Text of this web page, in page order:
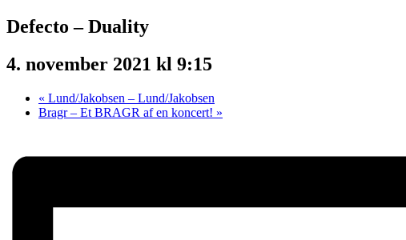
Defecto – Duality
4. november 2021 kl 9:15
« Lund/Jakobsen – Lund/Jakobsen
Bragr – Et BRAGR af en koncert! »